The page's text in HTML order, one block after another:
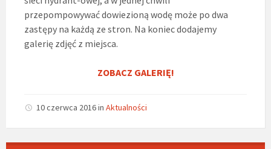
przepompowywać dowiezioną wodę może po dwa
zastępy na każdą ze stron. Na koniec dodajemy
galerię zdjęć z miejsca.
ZOBACZ GALERIĘ!
10 czerwca 2016in Aktualności